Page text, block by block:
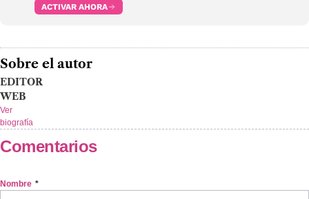
ACTIVAR AHORA
Sobre el autor
EDITOR
WEB
Ver
biografía
Comentarios
Nombre *